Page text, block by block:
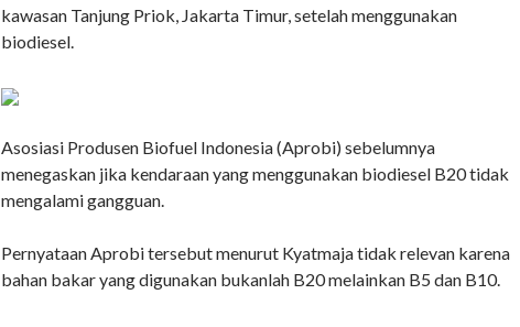
kawasan Tanjung Priok, Jakarta Timur, setelah menggunakan
biodiesel.
Asosiasi Produsen Biofuel Indonesia (Aprobi) sebelumnya
menegaskan jika kendaraan yang menggunakan biodiesel B20 tidak
mengalami gangguan.
Pernyataan Aprobi tersebut menurut Kyatmaja tidak relevan karena
bahan bakar yang digunakan bukanlah B20 melainkan B5 dan B10.